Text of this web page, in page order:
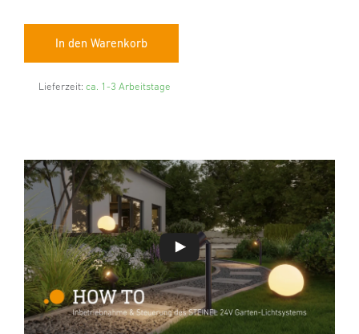
Lieferzeit: ca. 1-3 Arbeitstage